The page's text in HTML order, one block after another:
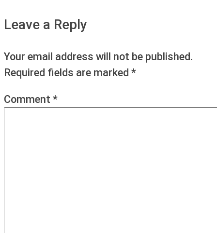
Leave a Reply
Your email address will not be published.
Required fields are marked *
Comment *